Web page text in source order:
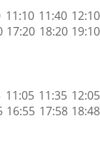
11:40 12:10
17:20 18:20 19:10
11:35 12:05
16:55 17:58 18:48